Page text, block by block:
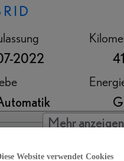
2022
Mehr anzeigen
€
Website verwendet Cookies